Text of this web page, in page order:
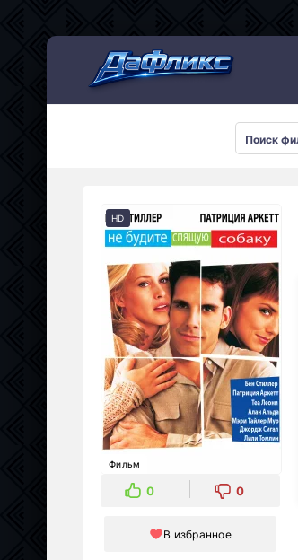
HD
Фильм
0 0
В избранное
Мультсериалы